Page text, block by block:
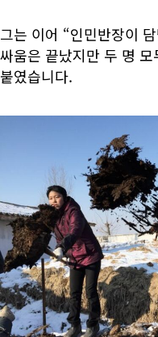
그는 이어 “인민반장이
싸움은 끝났지만 두 명
붙였습니다.